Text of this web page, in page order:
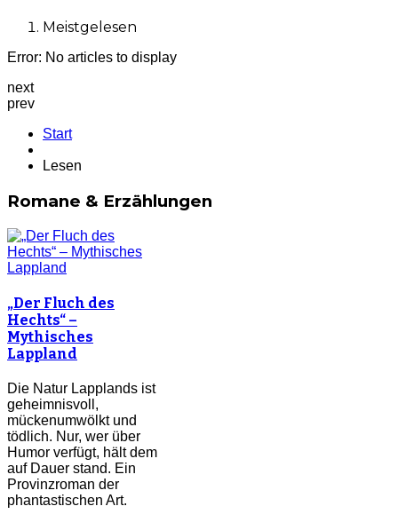
Meistgelesen
Error: No articles to display
next
prev
Start
Lesen
Romane & Erzählungen
„Der Fluch des
Hechts“ –
Mythisches
Lappland
Die Natur Lapplands ist
geheimnisvoll,
mückenumwölkt und
tödlich. Nur, wer über
Humor verfügt, hält dem
auf Dauer stand. Ein
Provinzroman der
phantastischen Art.